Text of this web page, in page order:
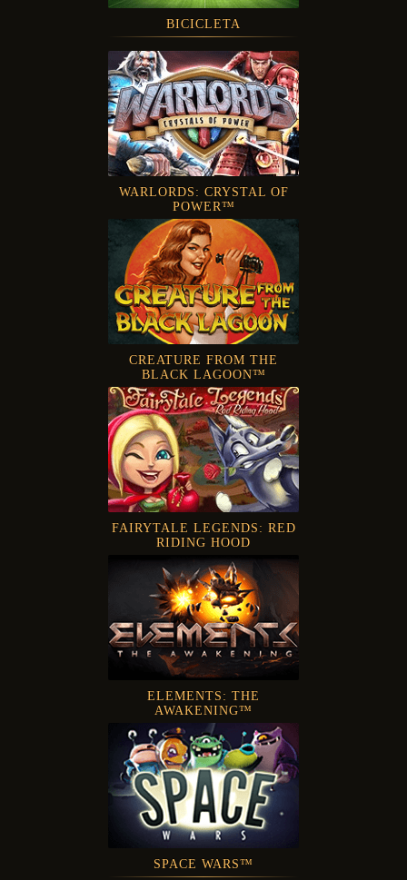
BICICLETA
WARLORDS: CRYSTAL OF
POWER™
CREATURE FROM THE
BLACK LAGOON™
FAIRYTALE LEGENDS: RED
RIDING HOOD
ELEMENTS: THE
AWAKENING™
SPACE WARS™